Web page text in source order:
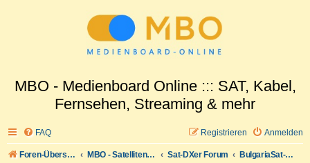
MBO - Medienboard Online ::: SAT, Kabel,
Fernsehen, Streaming & mehr
FAQ Anmelden
Registrieren
Foren-Übersicht MBO - Satellitenwelt Sat-DXer Forum
BulgariaSat-1 - 1,9° Ost